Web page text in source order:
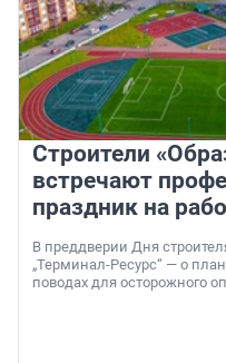
Строители
встречают
праздник на
В преддверии Дня
„Терминал-Ресурс“ — о
поводах для осторожного